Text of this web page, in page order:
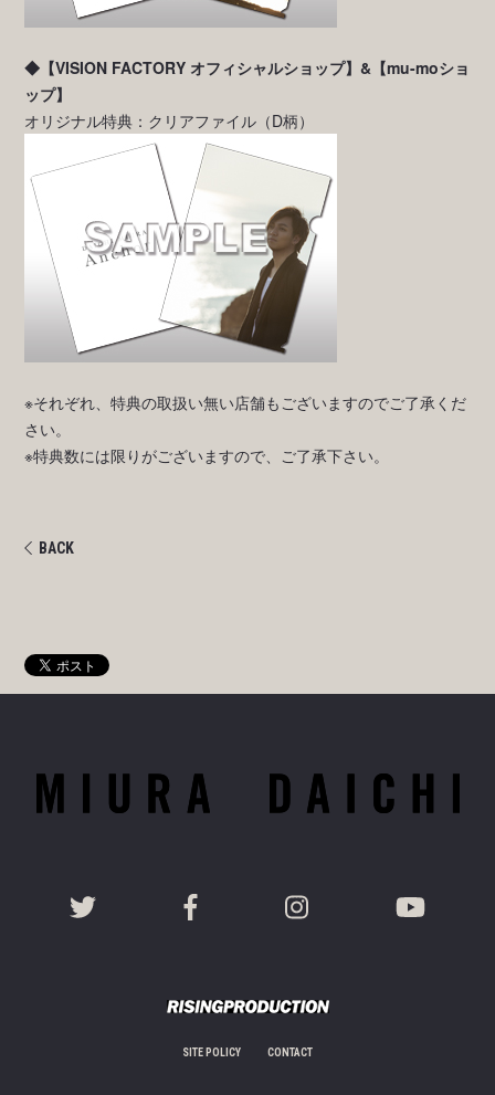
◆【VISION FACTORY オフィシャルショップ】&【mu-moショ
ップ】
オリジナル特典：クリアファイル（D柄）
※それぞれ、特典の取扱い無い店舗もございますのでご了承くだ
さい。
※特典数には限りがございますので、ご了承下さい。
BACK
SITE POLICY CONTACT